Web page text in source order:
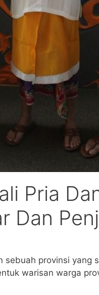
Pria
Dan
sebuah provinsi yang
warisan warga